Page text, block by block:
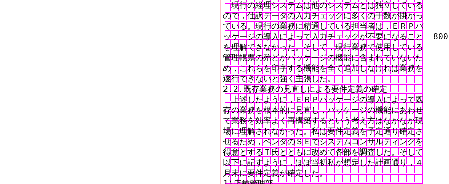
現行の経理システムは他のシステムとは独立している
ので，仕訳データの入力チェックに多くの手数が掛かっ
ている。現行の業務に精通している担当者は，ＥＲＰパ
ッケージの導入によって入力チェックが不要になること  800
を理解できなかった。そして，現行業務で使用している
管理帳票の殆どがパッケージの機能に含まれていないた
め，これらを印字する機能を全て追加しなければ業務を
遂行できないと強く主張した。
2.2.既存業務の見直しによる要件定義の確定
上述したように，ＥＲＰパッケージの導入によって既
存の業務を根本的に見直し，パッケージの機能にあわせ
て業務を効率よく再構築するという考え方はなかなか現
場に理解されなかった。私は要件定義を予定通り確定さ
せるため，ベンダのＳＥでシステムコンサルティングを
得意とするＴ氏とともに改めて各部を調査した。そして
以下に記すように，ほぼ当初私が想定した計画通り，４
月末に要件定義が確定した。